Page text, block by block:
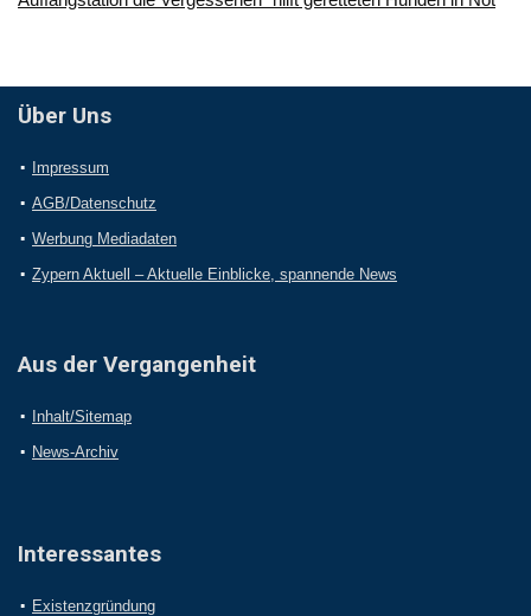
Über Uns
Impressum
AGB/Datenschutz
Werbung Mediadaten
Zypern Aktuell – Aktuelle Einblicke, spannende News
Aus der Vergangenheit
Inhalt/Sitemap
News-Archiv
Interessantes
Existenzgründung